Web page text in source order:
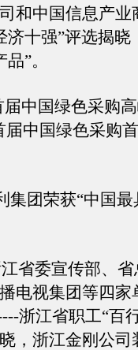
和中国信息产业
济十强”评选揭
”。
中国绿色采购高
中国绿色采购
团荣获“中国最
委宣传部、省
电视集团等四家
浙江省职工“百
，浙江金刚公司